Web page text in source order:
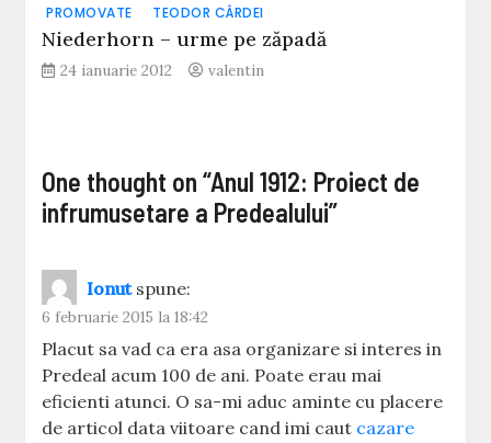
PROMOVATE TEODOR CÂRDEI
Niederhorn – urme pe zăpadă
24 ianuarie 2012 valentin
One thought on “Anul 1912: Proiect de
infrumusetare a Predealului”
Ionut spune:
6 februarie 2015 la 18:42
Placut sa vad ca era asa organizare si interes in
Predeal acum 100 de ani. Poate erau mai
eficienti atunci. O sa-mi aduc aminte cu placere
de articol data viitoare cand imi caut cazare